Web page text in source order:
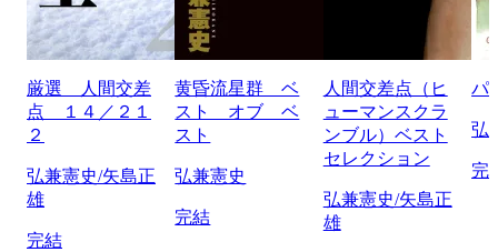
厳選 人間交差
点 １４／２１
２
弘兼憲史/矢島正
雄
完結
黄昏流星群 ベ
スト オブ ベ
スト
弘兼憲史
完結
人間交差点（ヒ
ューマンスクラ
ンブル）ベスト
セレクション
弘兼憲史/矢島正
雄
パ
弘
完